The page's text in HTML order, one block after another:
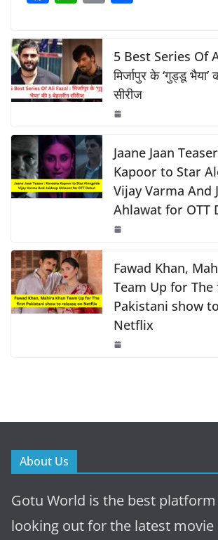
o
k
p k
c
e
b
o
o
k
at
s
A
p
p
y
Li
n
k
e
5 Best Series Of
मिर्जापुर के ‘गुड्डू भैया’
सीरीज
Jaane Jaan
Kapoor to Star
Vijay Varma And
Ahlawat for OTT
Fawad Khan,
Team Up for
Pakistani show
Netflix
About Us
Gotu World is the best
looking out for the latest movie